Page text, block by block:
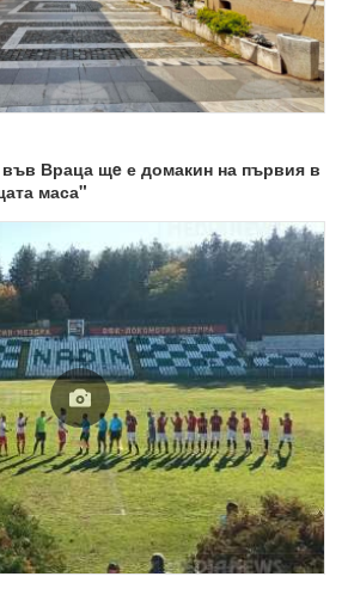
във Враца щe е домакин на първия в
маса"